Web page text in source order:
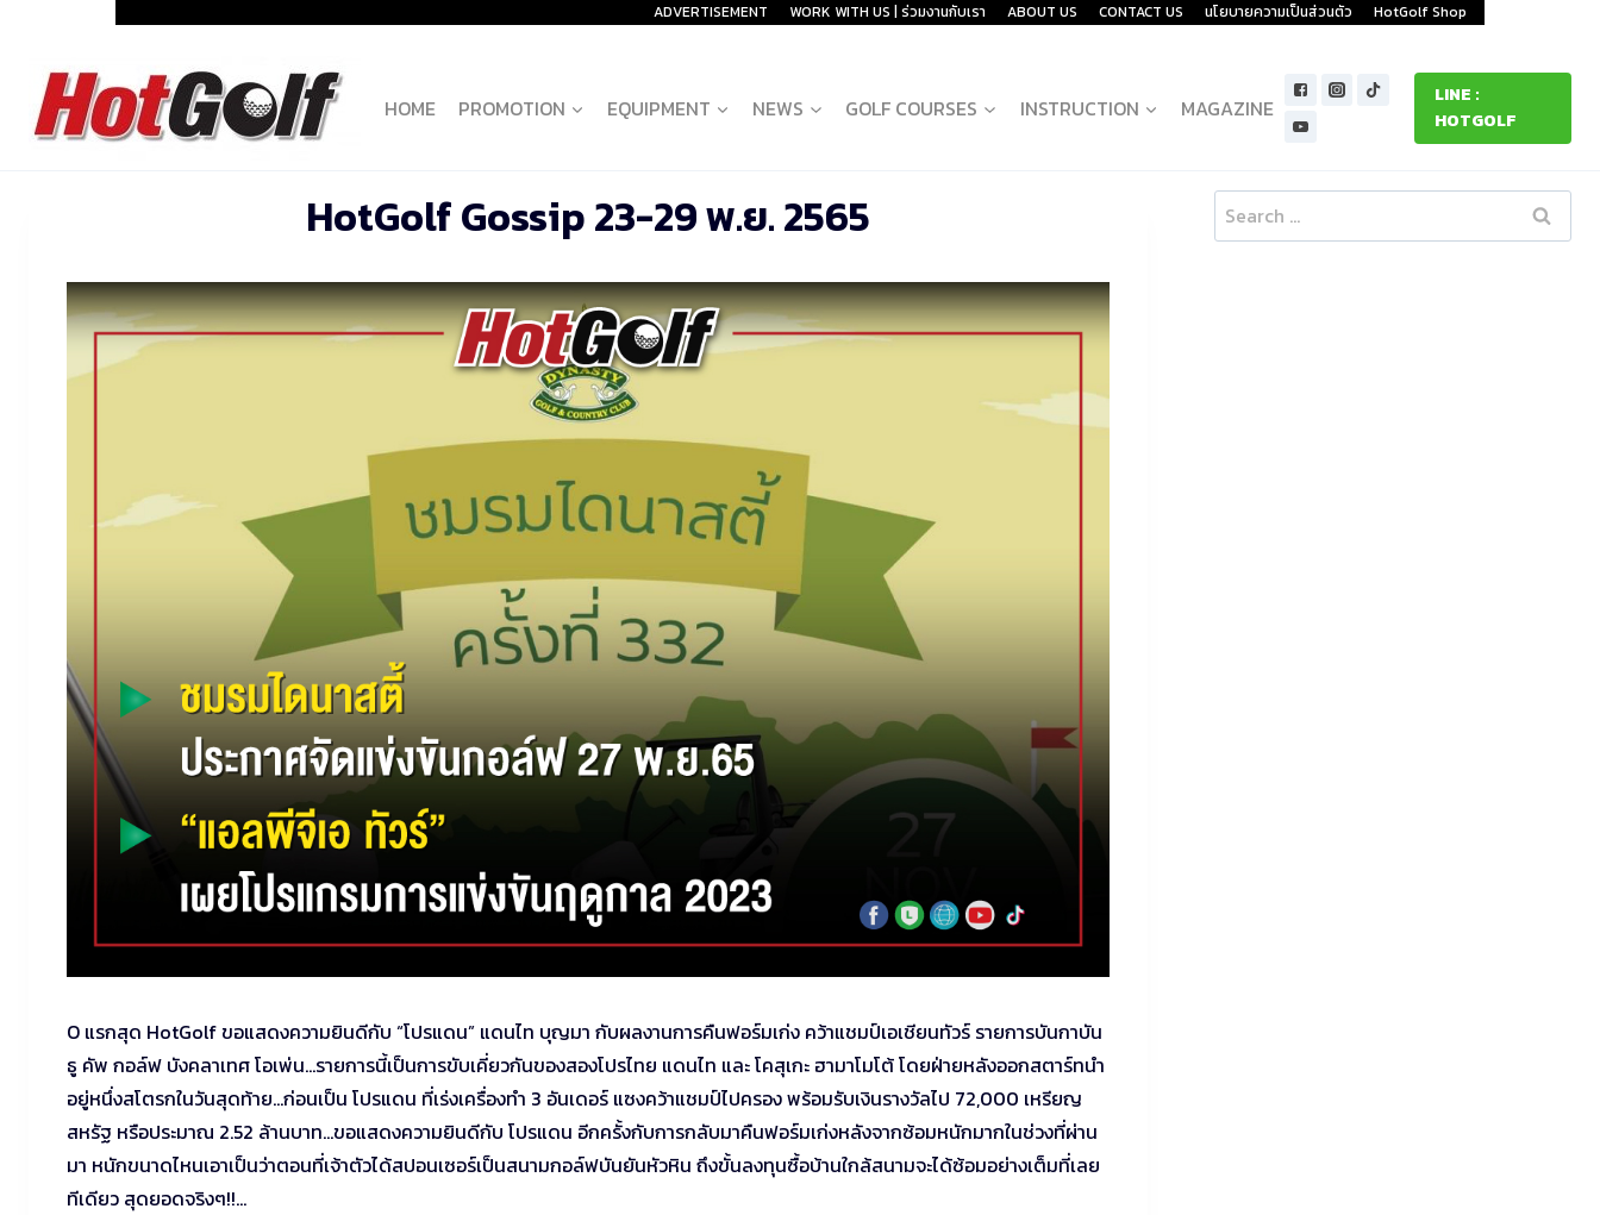
content
ADVERTISEMENT WORK WITH US | ร่วมงานกับเรา ABOUT US CONTACT US นโยบายความเป็นส่วนตัว HotGolf Shop
HOME PROMOTION EQUIPMENT NEWS GOLF COURSES INSTRUCTION MAGAZINE
LINE :
HOTGOLF
HotGolf Gossip 23-29 พ.ย. 2565
O แรกสุด HotGolf ขอแสดงความยินดีกับ “โปรแดน” แดนไท บุญมา กับผลงานการคืนฟอร์มเก่ง คว้าแชมป์เอเชียนทัวร์ รายการบันกาบัน
ธู คัพ กอล์ฟ บังคลาเทศ โอเพ่น…รายการนี้เป็นการขับเคี่ยวกันของสองโปรไทย แดนไท และ โคสุเกะ ฮามาโมโต้ โดยฝ่ายหลังออกสตาร์ทนำ
อยู่หนึ่งสโตรกในวันสุดท้าย…ก่อนเป็น โปรแดน ที่เร่งเครื่องทำ 3 อันเดอร์ แซงคว้าแชมป์ไปครอง พร้อมรับเงินรางวัลไป 72,000 เหรียญ
สหรัฐ หรือประมาณ 2.52 ล้านบาท…ขอแสดงความยินดีกับ โปรแดน อีกครั้งกับการกลับมาคืนฟอร์มเก่งหลังจากซ้อมหนักมากในช่วงที่ผ่าน
มา หนักขนาดไหนเอาเป็นว่าตอนที่เจ้าตัวได้สปอนเซอร์เป็นสนามกอล์ฟบันยันหัวหิน ถึงขั้นลงทุนซื้อบ้านใกล้สนามจะได้ซ้อมอย่างเต็มที่เลย
ทีเดียว สุดยอดจริงๆ!!…
Search
for: